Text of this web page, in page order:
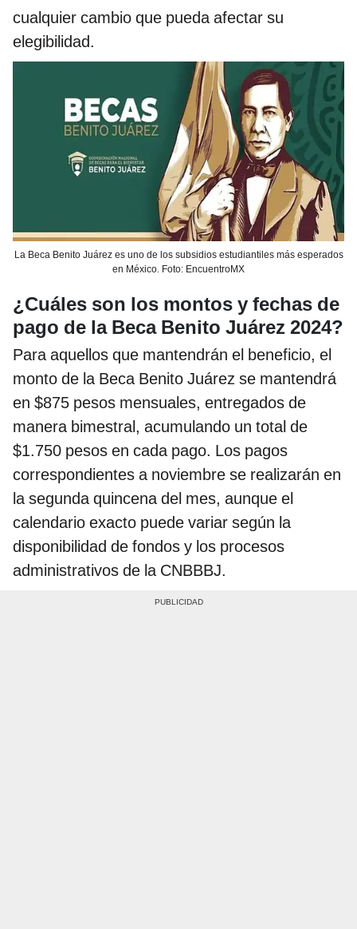
cualquier cambio que pueda afectar su
elegibilidad.
La Beca Benito Juárez es uno de los subsidios estudiantiles más esperados
en México. Foto: EncuentroMX
¿Cuáles son los montos y fechas de
pago de la Beca Benito Juárez 2024?
Para aquellos que mantendrán el beneficio, el
monto de la Beca Benito Juárez se mantendrá
en $875 pesos mensuales, entregados de
manera bimestral, acumulando un total de
$1.750 pesos en cada pago. Los pagos
correspondientes a noviembre se realizarán en
la segunda quincena del mes, aunque el
calendario exacto puede variar según la
disponibilidad de fondos y los procesos
administrativos de la CNBBBJ.